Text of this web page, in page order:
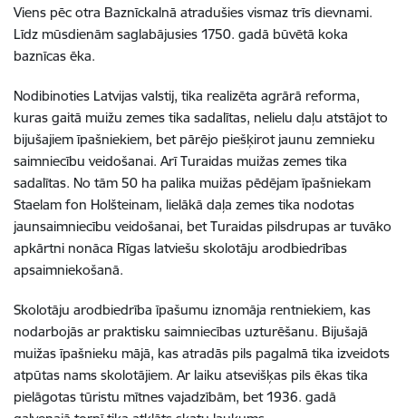
Viens pēc otra Baznīckalnā atradušies vismaz trīs dievnami.
Līdz mūsdienām saglabājusies 1750. gadā būvētā koka
baznīcas ēka.
Nodibinoties Latvijas valstij, tika realizēta agrārā reforma,
kuras gaitā muižu zemes tika sadalītas, nelielu daļu atstājot to
bijušajiem īpašniekiem, bet pārējo piešķirot jaunu zemnieku
saimniecību veidošanai. Arī Turaidas muižas zemes tika
sadalītas. No tām 50 ha palika muižas pēdējam īpašniekam
Staelam fon Holšteinam, lielākā daļa zemes tika nodotas
jaunsaimniecību veidošanai, bet Turaidas pilsdrupas ar tuvāko
apkārtni nonāca Rīgas latviešu skolotāju arodbiedrības
apsaimniekošanā.
Skolotāju arodbiedrība īpašumu iznomāja rentniekiem, kas
nodarbojās ar praktisku saimniecības uzturēšanu. Bijušajā
muižas īpašnieku mājā, kas atradās pils pagalmā tika izveidots
atpūtas nams skolotājiem. Ar laiku atsevišķas pils ēkas tika
pielāgotas tūristu mītnes vajadzībām, bet 1936. gadā